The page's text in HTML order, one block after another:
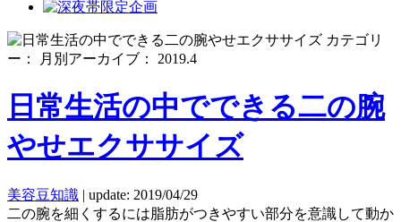
カテゴリ
ー： 月別アーカイブ： 2019.4
日常生活の中でできる二の腕
やせエクササイズ
美容豆知識 | update: 2019/04/29
二の腕を細くするには脂肪がつきやすい部分を意識して動か